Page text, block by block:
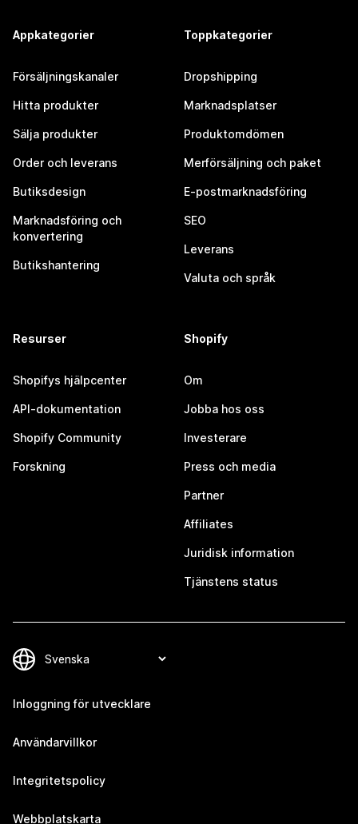
Appkategorier
Försäljningskanaler
Hitta produkter
Sälja produkter
Order och leverans
Butiksdesign
Marknadsföring och
konvertering
Butikshantering
Toppkategorier
Dropshipping
Marknadsplatser
Produktomdömen
Merförsäljning och paket
E-postmarknadsföring
SEO
Leverans
Valuta och språk
Resurser
Shopifys hjälpcenter
API-dokumentation
Shopify Community
Forskning
Shopify
Om
Jobba hos oss
Investerare
Press och media
Partner
Affiliates
Juridisk information
Tjänstens status
Inloggning för utvecklare
Användarvillkor
Integritetspolicy
Webbplatskarta